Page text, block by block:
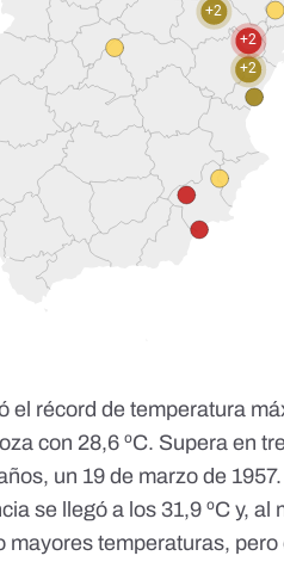
el récord de temperatura
con 28,6 ºC. Supera en
un 19 de marzo de
se llegó a los 31,9 ºC y, al
mayores temperaturas,